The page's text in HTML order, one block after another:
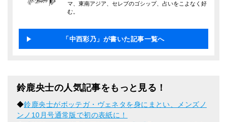
マ、東南アジア、セレブのゴシップ、占いをこよなく好
む。
「中西彩乃」が書いた記事一覧へ
鈴鹿央士の人気記事をもっと見る！
◆鈴鹿央士がボッテガ・ヴェネタを身にまとい、メンズノ
ンノ10月号通常版で初の表紙に！